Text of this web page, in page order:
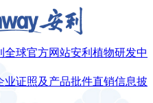
全球官方网站安利植物研发中
业证照及产品批件直销信息披